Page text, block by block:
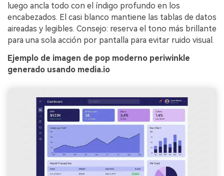
luego ancla todo con el índigo profundo en los
encabezados. El casi blanco mantiene las tablas de datos
aireadas y legibles. Consejo: reserva el tono más brillante
para una sola acción por pantalla para evitar ruido visual.
Ejemplo de imagen de pop moderno periwinkle
generado usando media.io